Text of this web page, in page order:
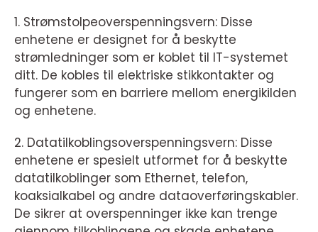
1. Strømstolpeoverspenningsvern: Disse
enhetene er designet for å beskytte
strømledninger som er koblet til IT-systemet
ditt. De kobles til elektriske stikkontakter og
fungerer som en barriere mellom energikilden
og enhetene.
2. Datatilkoblingsoverspenningsvern: Disse
enhetene er spesielt utformet for å beskytte
datatilkoblinger som Ethernet, telefon,
koaksialkabel og andre dataoverføringskabler.
De sikrer at overspenninger ikke kan trenge